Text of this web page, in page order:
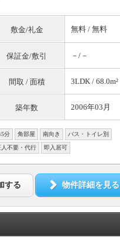
敷金/礼金 無料 / 無料
保証金/敷引 －/－
間取 / 面積 3LDK / 68.0m²
築年数 2006年03月
5分 角部屋 南向き バス・トイレ別
人不要・代行 即入居可
する 物件詳細を見る